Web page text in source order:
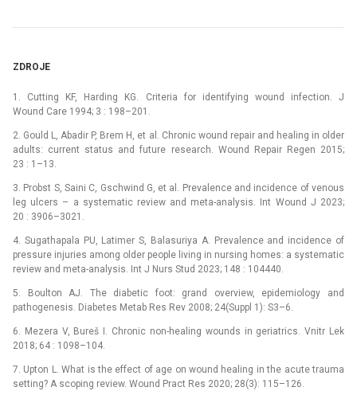
ZDROJE
1. Cutting KF, Harding KG. Criteria for identifying wound infection. J
Wound Care 1994; 3 : 198–201.
2. Gould L, Abadir P, Brem H, et al. Chronic wound repair and healing in older
adults: current status and future research. Wound Repair Regen 2015;
23 : 1–13.
3. Probst S, Saini C, Gschwind G, et al. Prevalence and incidence of venous
leg ulcers –⁠ a systematic review and meta-analysis. Int Wound J 2023;
20 : 3906–3021.
4. Sugathapala PU, Latimer S, Balasuriya A. Prevalence and incidence of
pressure injuries among older people living in nursing homes: a systematic
review and meta-analysis. Int J Nurs Stud 2023; 148 : 104440.
5. Boulton AJ. The diabetic foot: grand overview, epidemiology and
pathogenesis. Diabetes Metab Res Rev 2008; 24(Suppl 1): S3–6.
6. Mezera V, Bureš I. Chronic non-healing wounds in geriatrics. Vnitr Lek
2018; 64 : 1098–104.
7. Upton L. What is the effect of age on wound healing in the acute trauma
setting? A scoping review. Wound Pract Res 2020; 28(3): 115–126.